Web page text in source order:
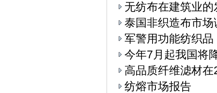
无纺布在建筑业的
泰国非织造布市场
军警用功能纺织品
今年7月起我国将
高品质纤维滤材
纺熔市场报告